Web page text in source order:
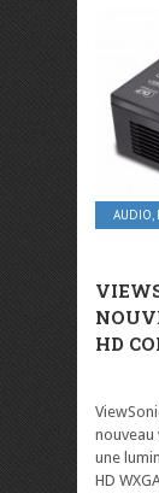
AUDIO,
HD
une
HD